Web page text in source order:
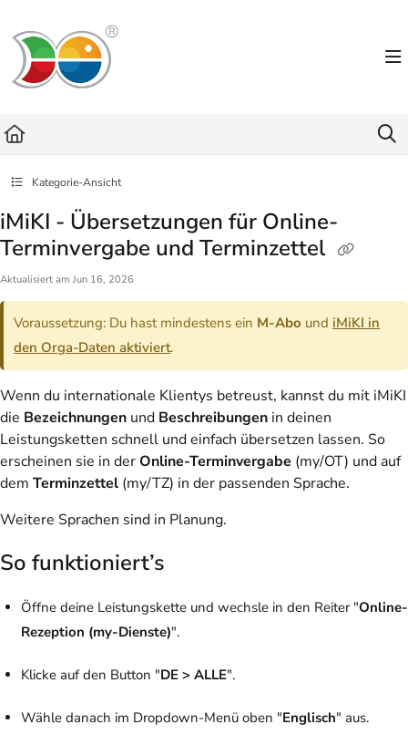
Fetch the complete documentation index at:
Use this file to discover all available pages before exploring further.
Kategorie-Ansicht
iMiKI - Übersetzungen für Online-
Terminvergabe und Terminzettel
Aktualisiert am Jun 16, 2026
Voraussetzung: Du hast mindestens ein M-Abo und iMiKI in
den Orga-Daten aktiviert.
Wenn du internationale Klientys betreust, kannst du mit iMiKI
die Bezeichnungen und Beschreibungen in deinen
Leistungsketten schnell und einfach übersetzen lassen. So
erscheinen sie in derOnline-Terminvergabe (my/OT) und auf
dem Terminzettel (my/TZ) in der passenden Sprache.
Weitere Sprachen sind in Planung.
So funktioniert’s
Öffne deine Leistungskette und wechsle in den Reiter "Online-
Rezeption (my-Dienste)".
Klicke auf den Button "DE > ALLE".
Wähle danach im Dropdown-Menü oben "Englisch" aus.